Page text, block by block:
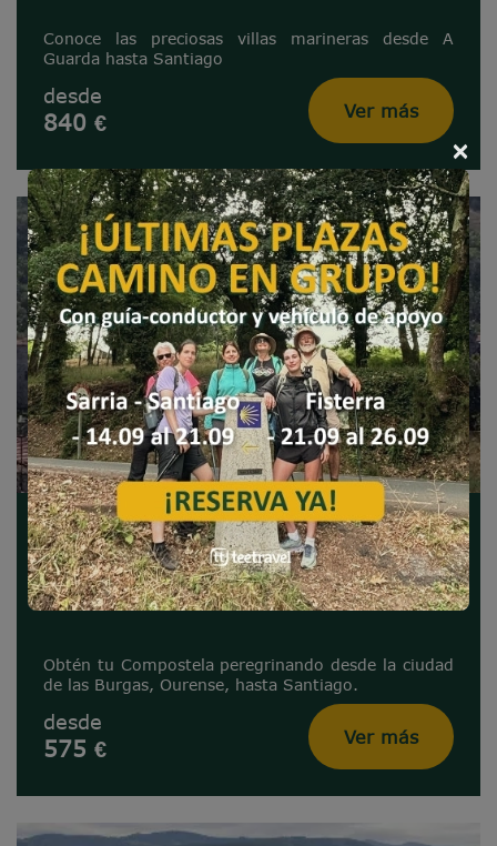
Conoce las preciosas villas marineras desde A
Guarda hasta Santiago
desde
840 € Ver más
La Vía de la Plata de Ourense a
Santiago
110 km | 7 | 6
Obtén tu Compostela peregrinando desde la ciudad
de las Burgas, Ourense, hasta Santiago.
desde
575 € Ver más
×